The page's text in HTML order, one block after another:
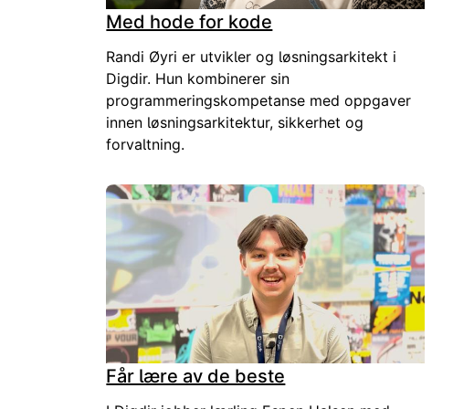
Med hode for kode
Randi Øyri er utvikler og løsningsarkitekt i
Digdir. Hun kombinerer sin
programmeringskompetanse med oppgaver
innen løsningsarkitektur, sikkerhet og
forvaltning.
Får lære av de beste